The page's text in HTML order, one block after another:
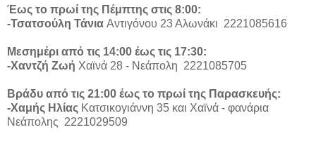
Έως το πρωί της Πέμπτης στις 8:00:
-Τσατσούλη Τάνια Αντιγόνου 23 Αλωνάκι 2221085616
Μεσημέρι από τις 14:00 έως τις 17:30:
-Χαντζή Ζωή Χαϊνά 28 - Νεάπολη 2221085705
Βράδυ από τις 21:00 έως το πρωί της Παρασκευής:
-Χαμής Ηλίας Κατσικογιάννη 35 και Χαϊνά - φανάρια
Νεάπολης 2221029509